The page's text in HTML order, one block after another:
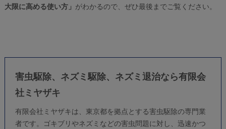
大限に高める使い方」 がわかるので、ぜひ最後までご覧ください。
害虫駆除、ネズミ駆除、ネズミ退治なら有限会
社ミヤザキ
有限会社ミヤザキは、東京都を拠点とする害虫駆除の専門業
者です。ゴキブリやネズミなどの害虫問題に対し、迅速かつ